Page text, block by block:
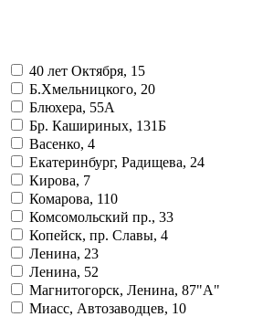
40 лет Октября, 15
Б.Хмельницкого, 20
Блюхера, 55А
Бр. Кашириных, 131Б
Васенко, 4
Екатеринбург, Радищева, 24
Кирова, 7
Комарова, 110
Комсомольский пр., 33
Копейск, пр. Славы, 4
Ленина, 23
Ленина, 52
Магнитогорск, Ленина, 87"А"
Миасс, Автозаводцев, 10